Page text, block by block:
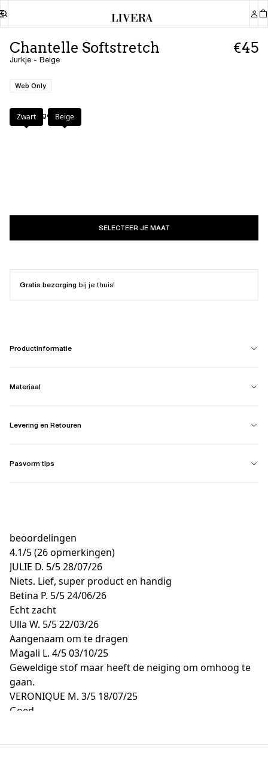
Chantelle Softstretch
Jurkje - Beige
€45
Web Only
Kleur: Beige
Zwart Beige
SELECTEER JE MAAT
Gratis bezorgingbij je thuis!
Productinformatie
Materiaal
Levering en Retouren
Pasvorm tips
beoordelingen
4.1/5(26 opmerkingen)
JULIE D. 5/528/07/26
Niets. Lief, super product en handig
Betina P. 5/524/06/26
Echt zacht
Ulla W. 5/522/03/26
Aangenaam om te dragen
Magali L. 4/503/10/25
Geweldige stof maar heeft de neiging om omhoog te
gaan.
VERONIQUE M. 3/5 18/07/25
Goed